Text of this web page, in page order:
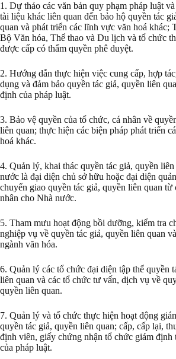
1. Dự thảo các văn bản quy phạm pháp luật
tài liệu khác liên quan đến bảo hộ quyền tác
quan và phát triển các lĩnh vực văn hoá khác;
Bộ Văn hóa, Thể thao và Du lịch và tổ chức
được cấp có thẩm quyền phê duyệt.
2. Hướng dẫn thực hiện việc cung cấp, hợp
dụng và đảm bảo quyền tác giả, quyền liên
định của pháp luật.
3. Bảo vệ quyền của tổ chức, cá nhân về
liên quan; thực hiện các biện pháp phát triển
hoá khác.
4. Quản lý, khai thác quyền tác giả, quyền liên
nước là đại diện chủ sở hữu hoặc đại diện
chuyển giao quyền tác giả, quyền liên quan từ
nhân cho Nhà nước.
5. Tham mưu hoạt động bồi dưỡng, kiểm tra
nghiệp vụ về quyền tác giả, quyền liên quan
ngành văn hóa.
6. Quản lý các tổ chức đại diện tập thể quyền
liên quan và các tổ chức tư vấn, dịch vụ về
quyền liên quan.
7. Quản lý và tổ chức thực hiện hoạt động
quyền tác giả, quyền liên quan; cấp, cấp lại,
định viên, giấy chứng nhận tổ chức giám định
của pháp luật.